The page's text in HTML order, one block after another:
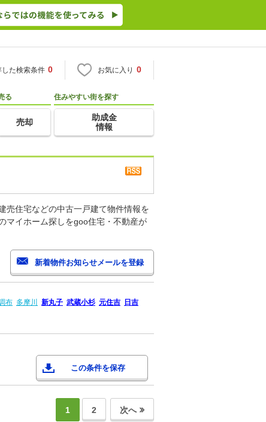
した検索条件 0 お気に入り 0
る
売却
住みやすい街を探す
助成金
情報
売住宅などの中古一戸建て物件情報を
マイホーム探しをgoo住宅・不動産が
布 多摩川 新丸子 武蔵小杉 元住吉
日吉
この条件を保存
1 2 次へ